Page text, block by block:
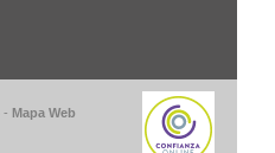
- Mapa Web